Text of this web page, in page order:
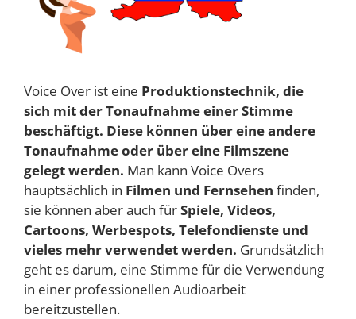
Voice Over ist eine Produktionstechnik, die
sich mit der Tonaufnahme einer Stimme
beschäftigt. Diese können über eine andere
Tonaufnahme oder über eine Filmszene
gelegt werden. Man kann Voice Overs
hauptsächlich in Filmen und Fernsehen finden,
sie können aber auch fürSpiele, Videos,
Cartoons, Werbespots, Telefondienste und
vieles mehr verwendet werden. Grundsätzlich
geht es darum, eine Stimme für die Verwendung
in einer professionellen Audioarbeit
bereitzustellen.